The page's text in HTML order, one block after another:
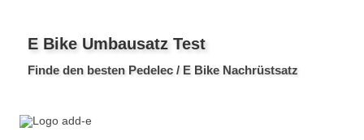
E Bike Umbausatz Test
Finde den besten Pedelec / E Bike Nachrüstsatz